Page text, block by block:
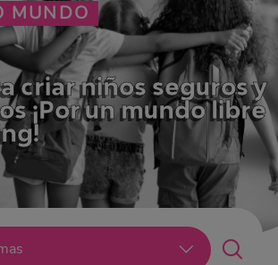
MUNDO
criar niños seguros y
¡Por un mundo libre
Lo último